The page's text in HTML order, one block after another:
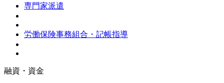
専門家派遣
労働保険事務組合・記帳指導
融資・資金